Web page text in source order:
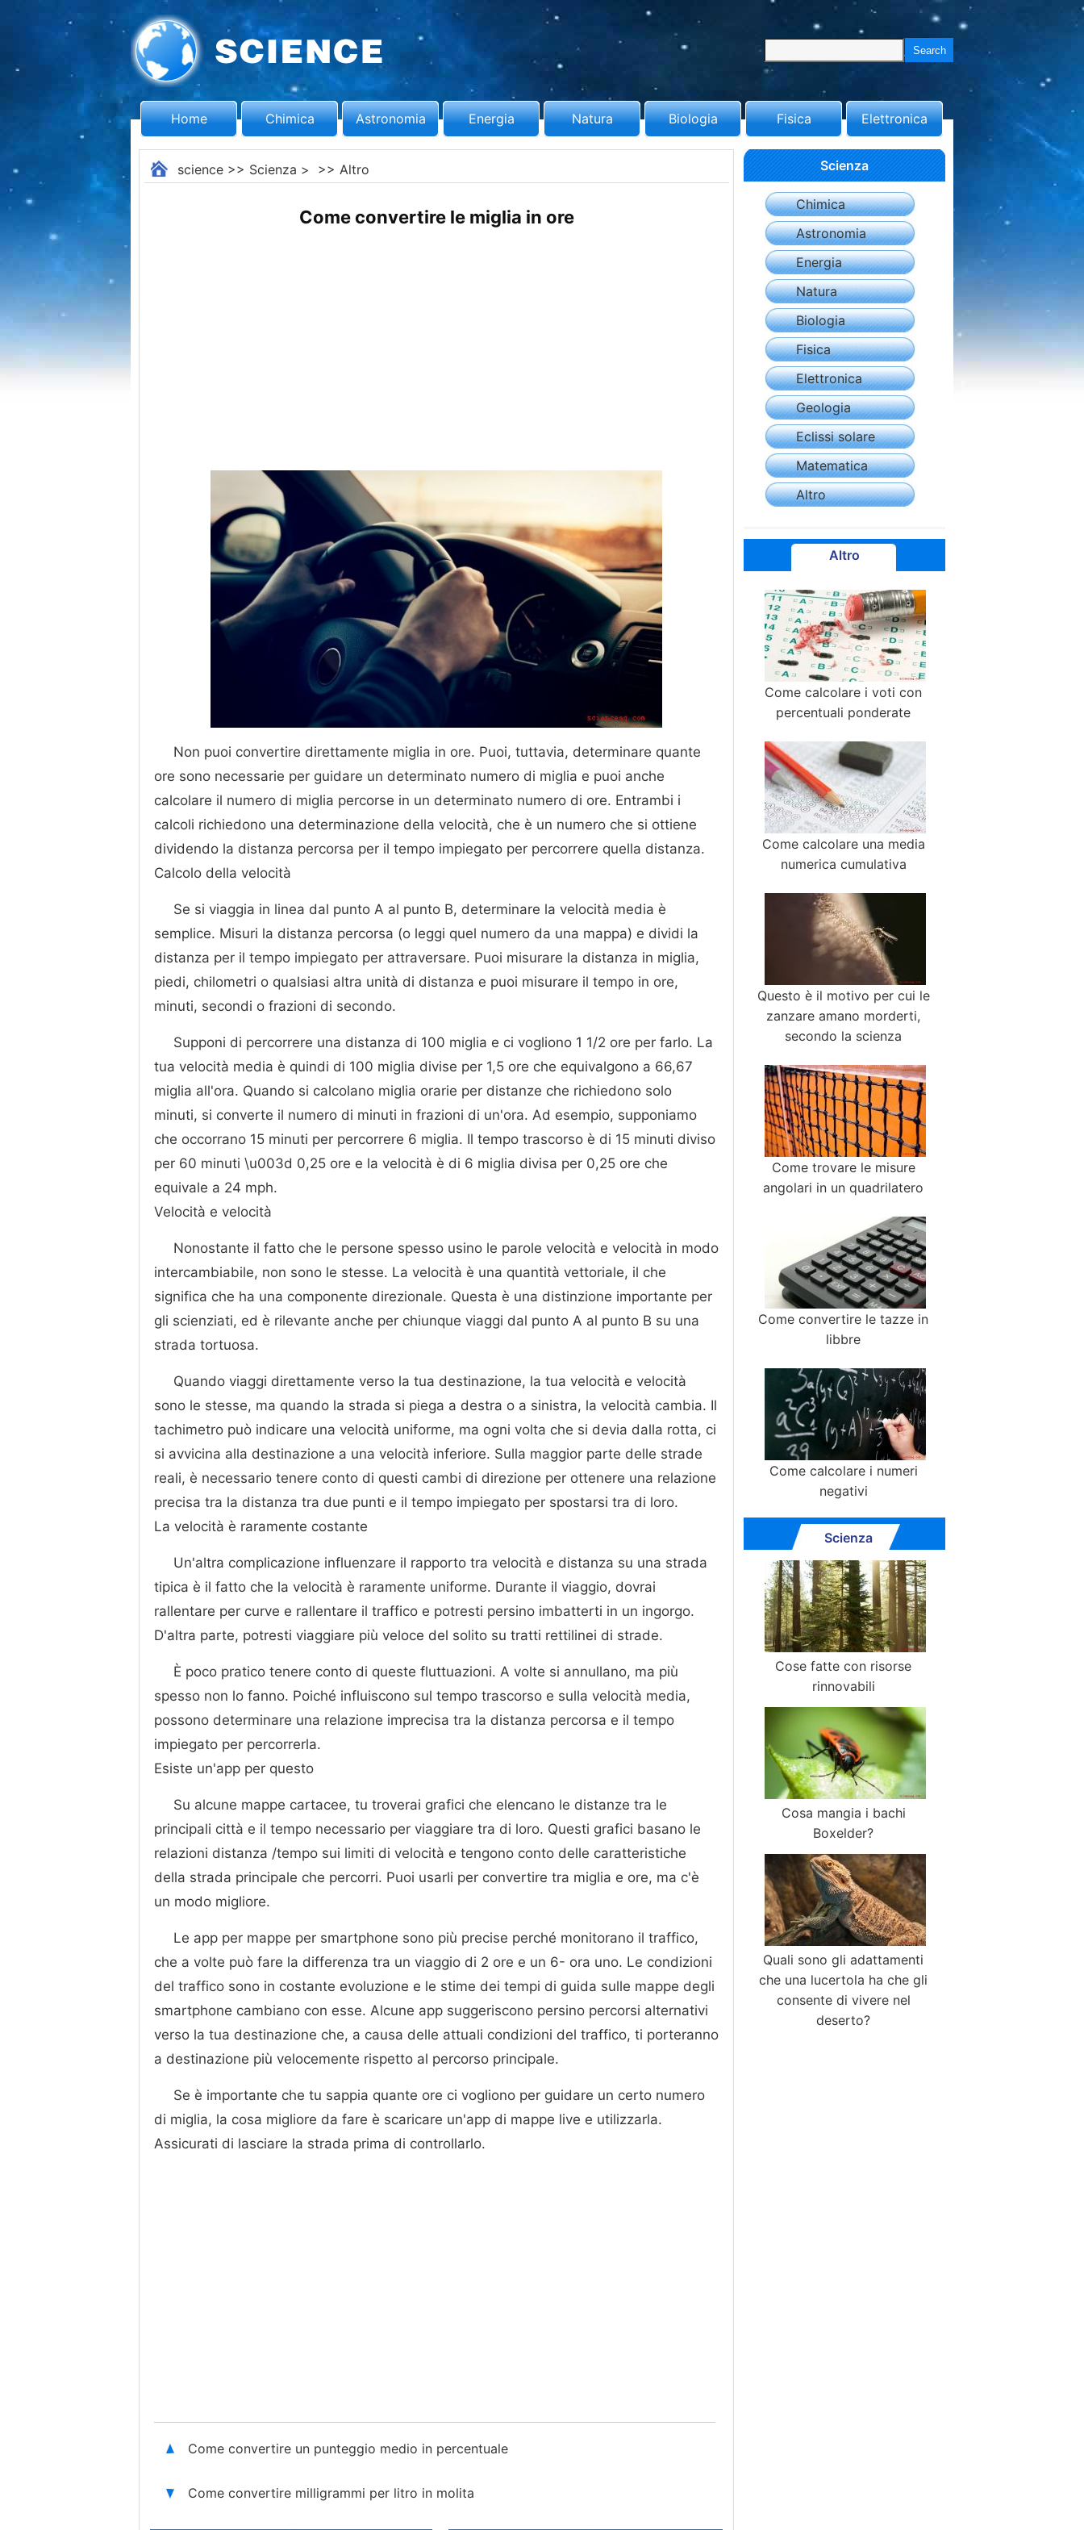
Home Chimica Astronomia Energia Natura Biologia Fisica Elettronica
science>> Scienza > >> Altro
Come convertire le miglia in ore
Non puoi convertire direttamente miglia in ore. Puoi, tuttavia, determinare quante
ore sono necessarie per guidare un determinato numero di miglia e puoi anche
calcolare il numero di miglia percorse in un determinato numero di ore. Entrambi i
calcoli richiedono una determinazione della velocità, che è un numero che si ottiene
dividendo la distanza percorsa per il tempo impiegato per percorrere quella distanza.
Calcolo della velocità
Se si viaggia in linea dal punto A al punto B, determinare la velocità media è
semplice. Misuri la distanza percorsa (o leggi quel numero da una mappa) e dividi la
distanza per il tempo impiegato per attraversare. Puoi misurare la distanza in miglia,
piedi, chilometri o qualsiasi altra unità di distanza e puoi misurare il tempo in ore,
minuti, secondi o frazioni di secondo.
Supponi di percorrere una distanza di 100 miglia e ci vogliono 1 1/2 ore per farlo. La
tua velocità media è quindi di 100 miglia divise per 1,5 ore che equivalgono a 66,67
miglia all'ora. Quando si calcolano miglia orarie per distanze che richiedono solo
minuti, si converte il numero di minuti in frazioni di un'ora. Ad esempio, supponiamo
che occorrano 15 minuti per percorrere 6 miglia. Il tempo trascorso è di 15 minuti diviso
per 60 minuti \u003d 0,25 ore e la velocità è di 6 miglia divisa per 0,25 ore che
equivale a 24 mph.
Velocità e velocità
Nonostante il fatto che le persone spesso usino le parole velocità e velocità in modo
intercambiabile, non sono le stesse. La velocità è una quantità vettoriale, il che
significa che ha una componente direzionale. Questa è una distinzione importante per
gli scienziati, ed è rilevante anche per chiunque viaggi dal punto A al punto B su una
strada tortuosa.
Quando viaggi direttamente verso la tua destinazione, la tua velocità e velocità
sono le stesse, ma quando la strada si piega a destra o a sinistra, la velocità cambia. Il
tachimetro può indicare una velocità uniforme, ma ogni volta che si devia dalla rotta, ci
si avvicina alla destinazione a una velocità inferiore. Sulla maggior parte delle strade
reali, è necessario tenere conto di questi cambi di direzione per ottenere una relazione
precisa tra la distanza tra due punti e il tempo impiegato per spostarsi tra di loro.
La velocità è raramente costante
Un'altra complicazione influenzare il rapporto tra velocità e distanza su una strada
tipica è il fatto che la velocità è raramente uniforme. Durante il viaggio, dovrai
rallentare per curve e rallentare il traffico e potresti persino imbatterti in un ingorgo.
D'altra parte, potresti viaggiare più veloce del solito su tratti rettilinei di strade.
È poco pratico tenere conto di queste fluttuazioni. A volte si annullano, ma più
spesso non lo fanno. Poiché influiscono sul tempo trascorso e sulla velocità media,
possono determinare una relazione imprecisa tra la distanza percorsa e il tempo
impiegato per percorrerla.
Esiste un'app per questo
Su alcune mappe cartacee, tu troverai grafici che elencano le distanze tra le
principali città e il tempo necessario per viaggiare tra di loro. Questi grafici basano le
relazioni distanza /tempo sui limiti di velocità e tengono conto delle caratteristiche
della strada principale che percorri. Puoi usarli per convertire tra miglia e ore, ma c'è
un modo migliore.
Le app per mappe per smartphone sono più precise perché monitorano il traffico,
che a volte può fare la differenza tra un viaggio di 2 ore e un 6- ora uno. Le condizioni
del traffico sono in costante evoluzione e le stime dei tempi di guida sulle mappe degli
smartphone cambiano con esse. Alcune app suggeriscono persino percorsi alternativi
verso la tua destinazione che, a causa delle attuali condizioni del traffico, ti porteranno
a destinazione più velocemente rispetto al percorso principale.
Se è importante che tu sappia quante ore ci vogliono per guidare un certo numero
di miglia, la cosa migliore da fare è scaricare un'app di mappe live e utilizzarla.
Assicurati di lasciare la strada prima di controllarlo.
Come convertire un punteggio medio in percentuale
Come convertire milligrammi per litro in molita
Scienza
Chimica
Astronomia
Energia
Natura
Biologia
Fisica
Elettronica
Geologia
Eclissi solare
Matematica
Altro
Altro
Come calcolare i voti con
percentuali ponderate
Come calcolare una media
numerica cumulativa
Questo è il motivo per cui le
zanzare amano morderti,
secondo la scienza
Come trovare le misure
angolari in un quadrilatero
Come convertire le tazze in
libbre
Come calcolare i numeri
negativi
Scienza
Cose fatte con risorse
rinnovabili
Cosa mangia i bachi
Boxelder?
Quali sono gli adattamenti
che una lucertola ha che gli
consente di vivere nel
deserto?